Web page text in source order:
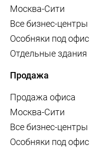
Москва-Сити
Все бизнес-центры
Особняки под офис
Отдельные здания
Продажа
Продажа офиса
Москва-Сити
Все бизнес-центры
Особняки под офис